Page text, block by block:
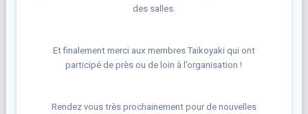
des salles.
Et finalement merci aux membres Taikoyaki qui ont
participé de près ou de loin à l’organisation !
Rendez vous très prochainement pour de nouvelles